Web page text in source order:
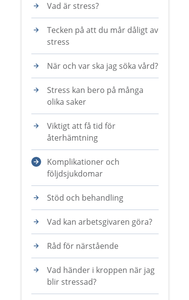
Vad är stress?
Tecken på att du mår dåligt av
stress
När och var ska jag söka vård?
Stress kan bero på många
olika saker
Viktigt att få tid för
återhämtning
Komplikationer och
följdsjukdomar
Stöd och behandling
Vad kan arbetsgivaren göra?
Råd för närstående
Vad händer i kroppen när jag
blir stressad?